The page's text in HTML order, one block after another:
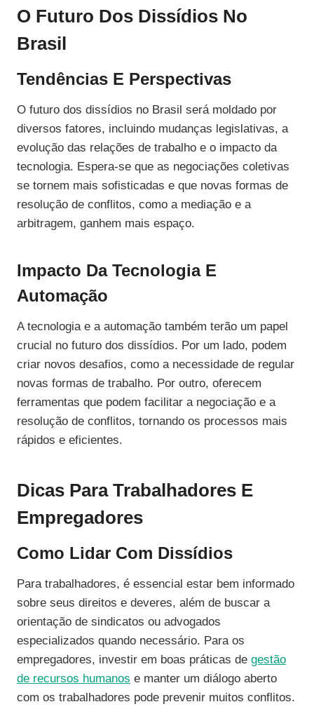
O Futuro Dos Dissídios No
Brasil
Tendências E Perspectivas
O futuro dos dissídios no Brasil será moldado por
diversos fatores, incluindo mudanças legislativas, a
evolução das relações de trabalho e o impacto da
tecnologia. Espera-se que as negociações coletivas
se tornem mais sofisticadas e que novas formas de
resolução de conflitos, como a mediação e a
arbitragem, ganhem mais espaço.
Impacto Da Tecnologia E
Automação
A tecnologia e a automação também terão um papel
crucial no futuro dos dissídios. Por um lado, podem
criar novos desafios, como a necessidade de regular
novas formas de trabalho. Por outro, oferecem
ferramentas que podem facilitar a negociação e a
resolução de conflitos, tornando os processos mais
rápidos e eficientes.
Dicas Para Trabalhadores E
Empregadores
Como Lidar Com Dissídios
Para trabalhadores, é essencial estar bem informado
sobre seus direitos e deveres, além de buscar a
orientação de sindicatos ou advogados
especializados quando necessário. Para os
empregadores, investir em boas práticas de gestão
de recursos humanos e manter um diálogo aberto
com os trabalhadores pode prevenir muitos conflitos.